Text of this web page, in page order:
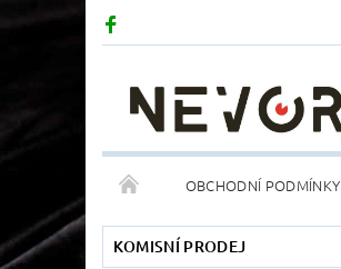
OBCHODNÍ PODMÍNKY
KOMISNÍ PRODEJ